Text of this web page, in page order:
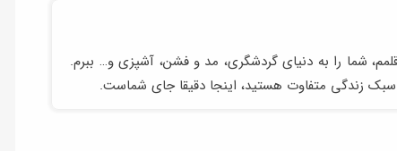
شما را به دنیای گردشگری، مد و فشن، آشپزی و… ببرم.
زندگی متفاوت هستید، اینجا دقیقا جای شماست.